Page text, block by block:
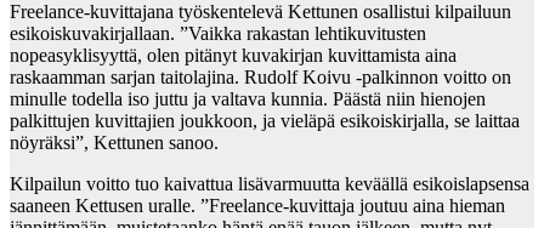
Freelance-kuvittajana työskentelevä Kettunen osallistui kilpailuun
esikoiskuvakirjallaan. ”Vaikka rakastan lehtikuvitusten
nopeasyklisyyttä, olen pitänyt kuvakirjan kuvittamista aina
raskaamman sarjan taitolajina. Rudolf Koivu -palkinnon voitto on
minulle todella iso juttu ja valtava kunnia. Päästä niin hienojen
palkittujen kuvittajien joukkoon, ja vieläpä esikoiskirjalla, se laittaa
nöyräksi”, Kettunen sanoo.
Kilpailun voitto tuo kaivattua lisävarmuutta keväällä esikoislapsensa
saaneen Kettusen uralle. ”Freelance-kuvittaja joutuu aina hieman